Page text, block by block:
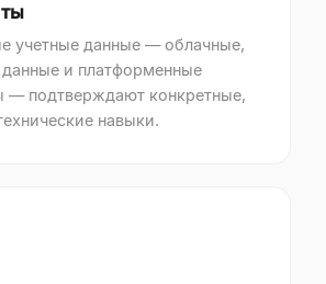
учетные данные — облачные,
и платформенные
— подтверждают конкретные,
навыки.